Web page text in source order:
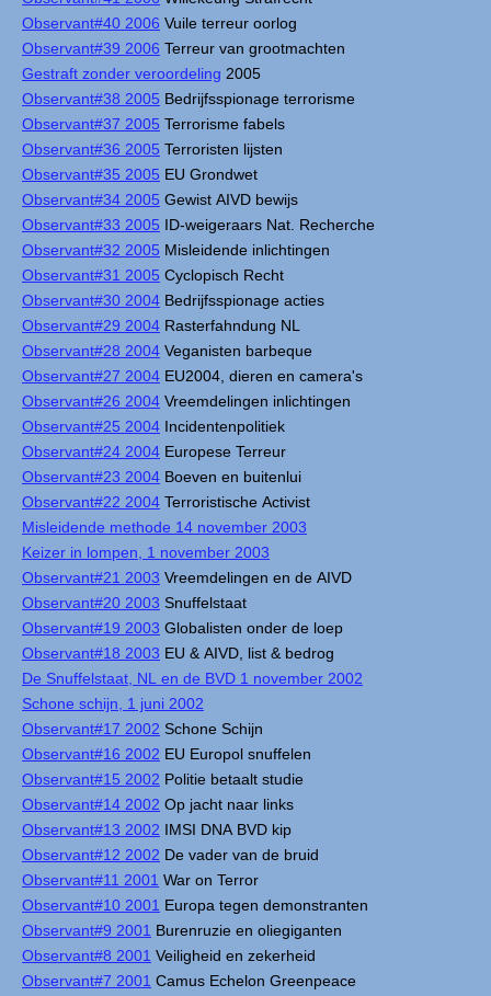
Observant#40 2006 Vuile terreur oorlog
Observant#39 2006 Terreur van grootmachten
Gestraft zonder veroordeling 2005
Observant#38 2005 Bedrijfsspionage terrorisme
Observant#37 2005 Terrorisme fabels
Observant#36 2005 Terroristen lijsten
Observant#35 2005 EU Grondwet
Observant#34 2005 Gewist AIVD bewijs
Observant#33 2005 ID-weigeraars Nat. Recherche
Observant#32 2005 Misleidende inlichtingen
Observant#31 2005 Cyclopisch Recht
Observant#30 2004 Bedrijfsspionage acties
Observant#29 2004 Rasterfahndung NL
Observant#28 2004 Veganisten barbeque
Observant#27 2004 EU2004, dieren en camera's
Observant#26 2004 Vreemdelingen inlichtingen
Observant#25 2004 Incidentenpolitiek
Observant#24 2004 Europese Terreur
Observant#23 2004 Boeven en buitenlui
Observant#22 2004 Terroristische Activist
Misleidende methode 14 november 2003
Keizer in lompen, 1 november 2003
Observant#21 2003 Vreemdelingen en de AIVD
Observant#20 2003 Snuffelstaat
Observant#19 2003 Globalisten onder de loep
Observant#18 2003 EU & AIVD, list & bedrog
De Snuffelstaat, NL en de BVD 1 november 2002
Schone schijn, 1 juni 2002
Observant#17 2002 Schone Schijn
Observant#16 2002 EU Europol snuffelen
Observant#15 2002 Politie betaalt studie
Observant#14 2002 Op jacht naar links
Observant#13 2002 IMSI DNA BVD kip
Observant#12 2002 De vader van de bruid
Observant#11 2001 War on Terror
Observant#10 2001 Europa tegen demonstranten
Observant#9 2001 Burenruzie en oliegiganten
Observant#8 2001 Veiligheid en zekerheid
Observant#7 2001 Camus Echelon Greenpeace